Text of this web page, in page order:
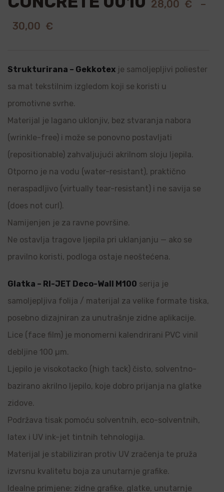
28,00 €
–
30,00 €
Strukturirana – Gekkotex je samoljepljivi poliester
sa mat tekstilnim izgledom koji se koristi u
promotivne svrhe.
Materijal je lagano uklonjiv, bez stvaranja nabora
(wrinkle-free) i može se ponovno postavljati
(repositionable) zahvaljujući akrilnom sloju ljepila.
Otporno je na vodu (water-resistant), praktično
neraspadljivo (virtually tear-resistant) i ne savija se
(does not curl).
Namijenjen je za ravne površine.
Ne ostavlja tragove ljepila pri uklanjanju — ako se
pravilno koristi, podloga ostaje neoštećena.
Glatka – RI-JET Deco-Wall M100 serija je
samoljepljiva folija / materijal za velike formate tiska,
posebno dizajniran za unutrašnje zidne aplikacije.
Lice (face film) je monomerni kalendrirani PVC vinil
debljine 100 µm.
Ljepilo je visokotacko (high tack) čisto, solventno-
bazirano akrilno ljepilo, koje dobro prijanja na glatke
zidove.
Podržava tisak pomoću solventnih, eco-solventnih,
latex i UV ink-jet tintnih tehnologija.
Materijal je stabiliziran protiv UV zračenja te pruža
izvrsnu kvalitetu boja za unutarnje grafike.
Idealne primjene: zidne grafike, glatke, unutarnje